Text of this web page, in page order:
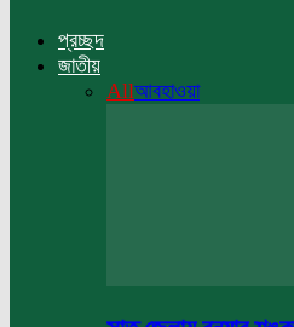
প্রচ্ছদ
জাতীয়
Allআবহাওয়া